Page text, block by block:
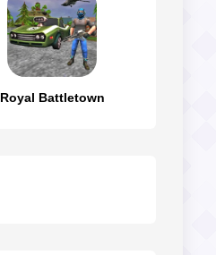
Royal Battletown